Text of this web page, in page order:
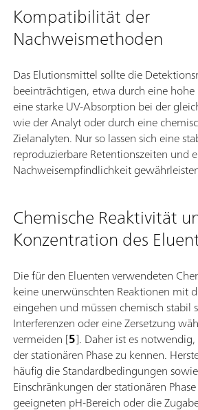
Kompatibilität der
Nachweismethoden
Das Elutionsmittel sollte die
beeinträchtigen, etwa durch eine
eine starke UV-Absorption bei der
wie der Analyt oder durch eine
Zielanalyten. Nur so lassen sich eine
reproduzierbare Retentionszeiten und
Nachweisempfindlichkeit
Chemische Reaktivität
Konzentration des
Die für den Eluenten verwendeten
keine unerwünschten Reaktionen mit
eingehen und müssen chemisch stabil
Interferenzen oder eine Zersetzung
vermeiden [5]. Daher ist es
der stationären Phase zu kennen.
häufig die Standardbedingungen
Einschränkungen der stationären
geeigneten pH-Bereich oder die